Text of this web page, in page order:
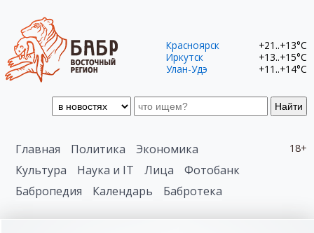
Найти
Красноярск
+21..+13°C
Иркутск
+13..+15°C
Улан-Удэ
+11..+14°C
18+
Главная Политика
Экономика
Культура
Наука и IT Лица
Фотобанк
Бабропедия
Календарь Бабротека